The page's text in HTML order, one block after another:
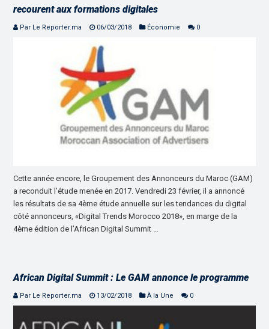
recourent aux formations digitales
Par Le Reporter.ma 06/03/2018 Économie 0
Cette année encore, le Groupement des Annonceurs du Maroc (GAM)
a reconduit l’étude menée en 2017. Vendredi 23 février, il a annoncé
les résultats de sa 4ème étude annuelle sur les tendances du digital
côté annonceurs, «Digital Trends Morocco 2018», en marge de la
4ème édition de l’African Digital Summit …
African Digital Summit : Le GAM annonce le programme
Par Le Reporter.ma 13/02/2018 À la Une 0